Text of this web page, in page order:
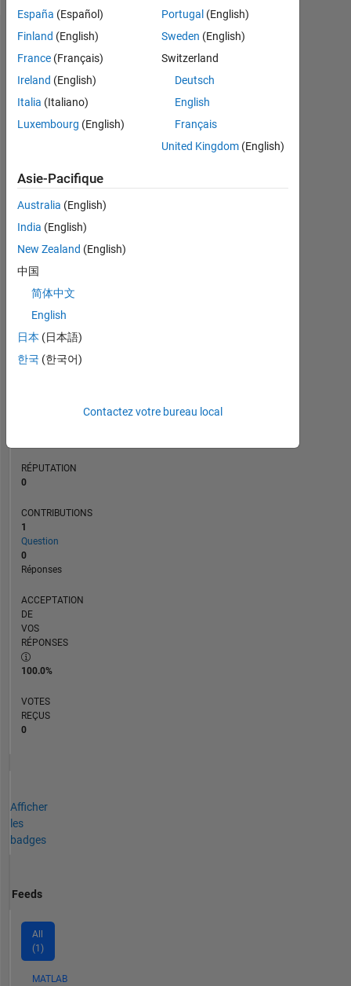
Tableau de bord
Statistiques
MATLAB Answers
CONTRIBUTIONS
12/19
09/20
06/21
03/22
12/22
09/23
06/24
03/25
12/25
10/20
08/21
06/22
04/23
02/24
12/24
10/25
08/26
RANG
RÉPUTATION
0
CONTRIBUTIONS
1
Question
0
Réponses
ACCEPTATION
DE
VOS
RÉPONSES
100.0%
VOTES
REÇUS
0
Afficher
les
badges
Feeds
All
(1)
MATLAB
España (Español)
Finland (English)
France (Français)
Ireland (English)
Italia (Italiano)
Luxembourg (English)
Portugal (English)
Sweden (English)
Switzerland
Deutsch
English
Français
United Kingdom(English)
Asie-Pacifique
Australia (English)
India (English)
New Zealand (English)
中国
简体中文
English
日本 (日本語)
한국 (한국어)
Contactez votre bureau local